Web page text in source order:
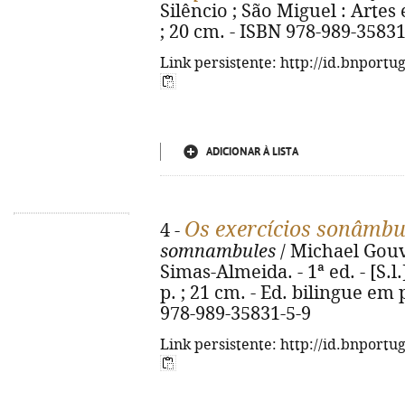
Silêncio ; São Miguel : Artes
; 20 cm. - ISBN 978-989-
Link persistente: http://
ADICIONAR À LISTA
4 - Os exercícios
somnambules / Michael
Simas-Almeida. - 1ª ed. -
p. ; 21 cm. - Ed. bilingue em
978-989-35831-5-9
Link persistente: http://